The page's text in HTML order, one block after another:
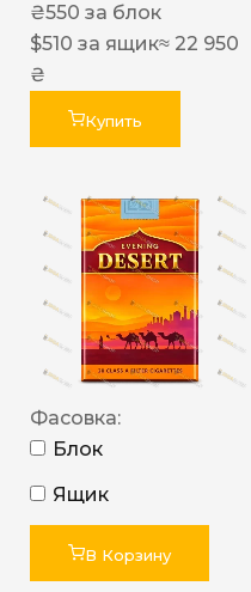
₴550 за блок
$510 за ящик≈ 22 950
₴
Купить
Фасовка:
Блок
Ящик
В Корзину